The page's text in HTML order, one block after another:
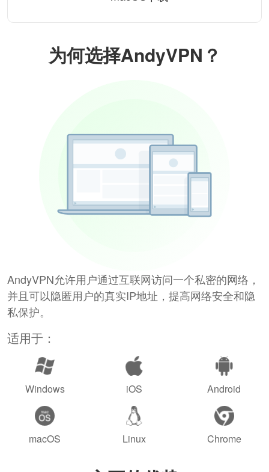
为何选择AndyVPN？
AndyVPN允许用户通过互联网访问一个私密的网络，
并且可以隐匿用户的真实IP地址，提高网络安全和隐
私保护。
适用于：
Windows iOS Android
macOS Linux Chrome